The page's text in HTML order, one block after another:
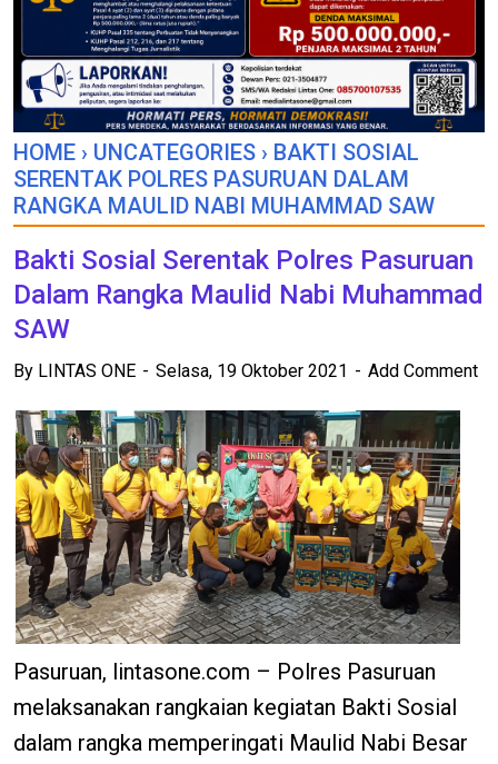
HOME › UNCATEGORIES › BAKTI SOSIAL
SERENTAK POLRES PASURUAN DALAM
RANGKA MAULID NABI MUHAMMAD SAW
Bakti Sosial Serentak Polres Pasuruan
Dalam Rangka Maulid Nabi Muhammad
SAW
By LINTAS ONE Selasa, 19 Oktober 2021 Add Comment
Pasuruan, lintasone.com – Polres Pasuruan
melaksanakan rangkaian kegiatan Bakti Sosial
dalam rangka memperingati Maulid Nabi Besar